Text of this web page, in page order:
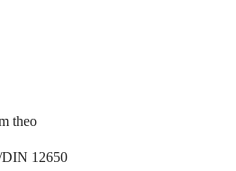
sử dụng để So Màu, Kiểm Màu
Philips, xuất xứ Ba lan
theo
DIN 12650